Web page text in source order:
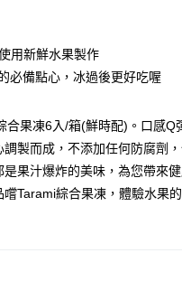
橋、三重、中和、永和、新
用新鮮水果製作
必備點心，冰過後更好吃喔
合果凍6入/箱(鮮時配)。口感Q
製而成，不添加任何防腐劑
果汁爆炸的美味，為您帶來
Tarami綜合果凍，體驗水果